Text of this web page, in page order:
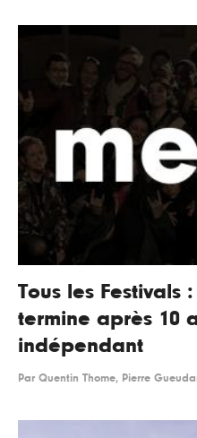
Tous les Festivals
termine après 10
indépendant
Par Quentin Thome, Pierre